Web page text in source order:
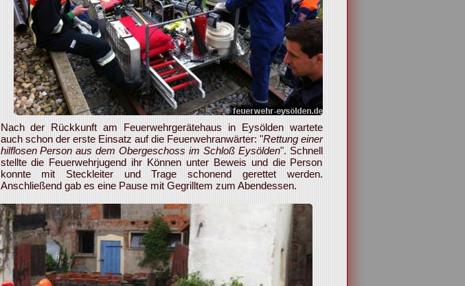
Nach der Rückkunft am Feuerwehrgerätehaus in Eysölden wartete
auch schon der erste Einsatz auf die Feuerwehranwärter: "Rettung einer
hilflosen Person aus dem Obergeschoss im Schloß Eysölden". Schnell
stellte die Feuerwehrjugend ihr Können unter Beweis und die Person
konnte mit Steckleiter und Trage schonend gerettet werden.
Anschließend gab es eine Pause mit Gegrilltem zum Abendessen.